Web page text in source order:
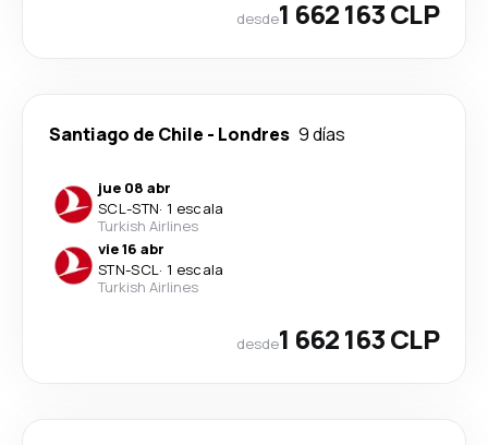
desde1 662 163 CLP
Santiago de Chile - Londres 9 días
jue 08 abr
SCL-STN· 1 escala
Turkish Airlines
vie 16 abr
STN-SCL· 1 escala
Turkish Airlines
desde1 662 163 CLP